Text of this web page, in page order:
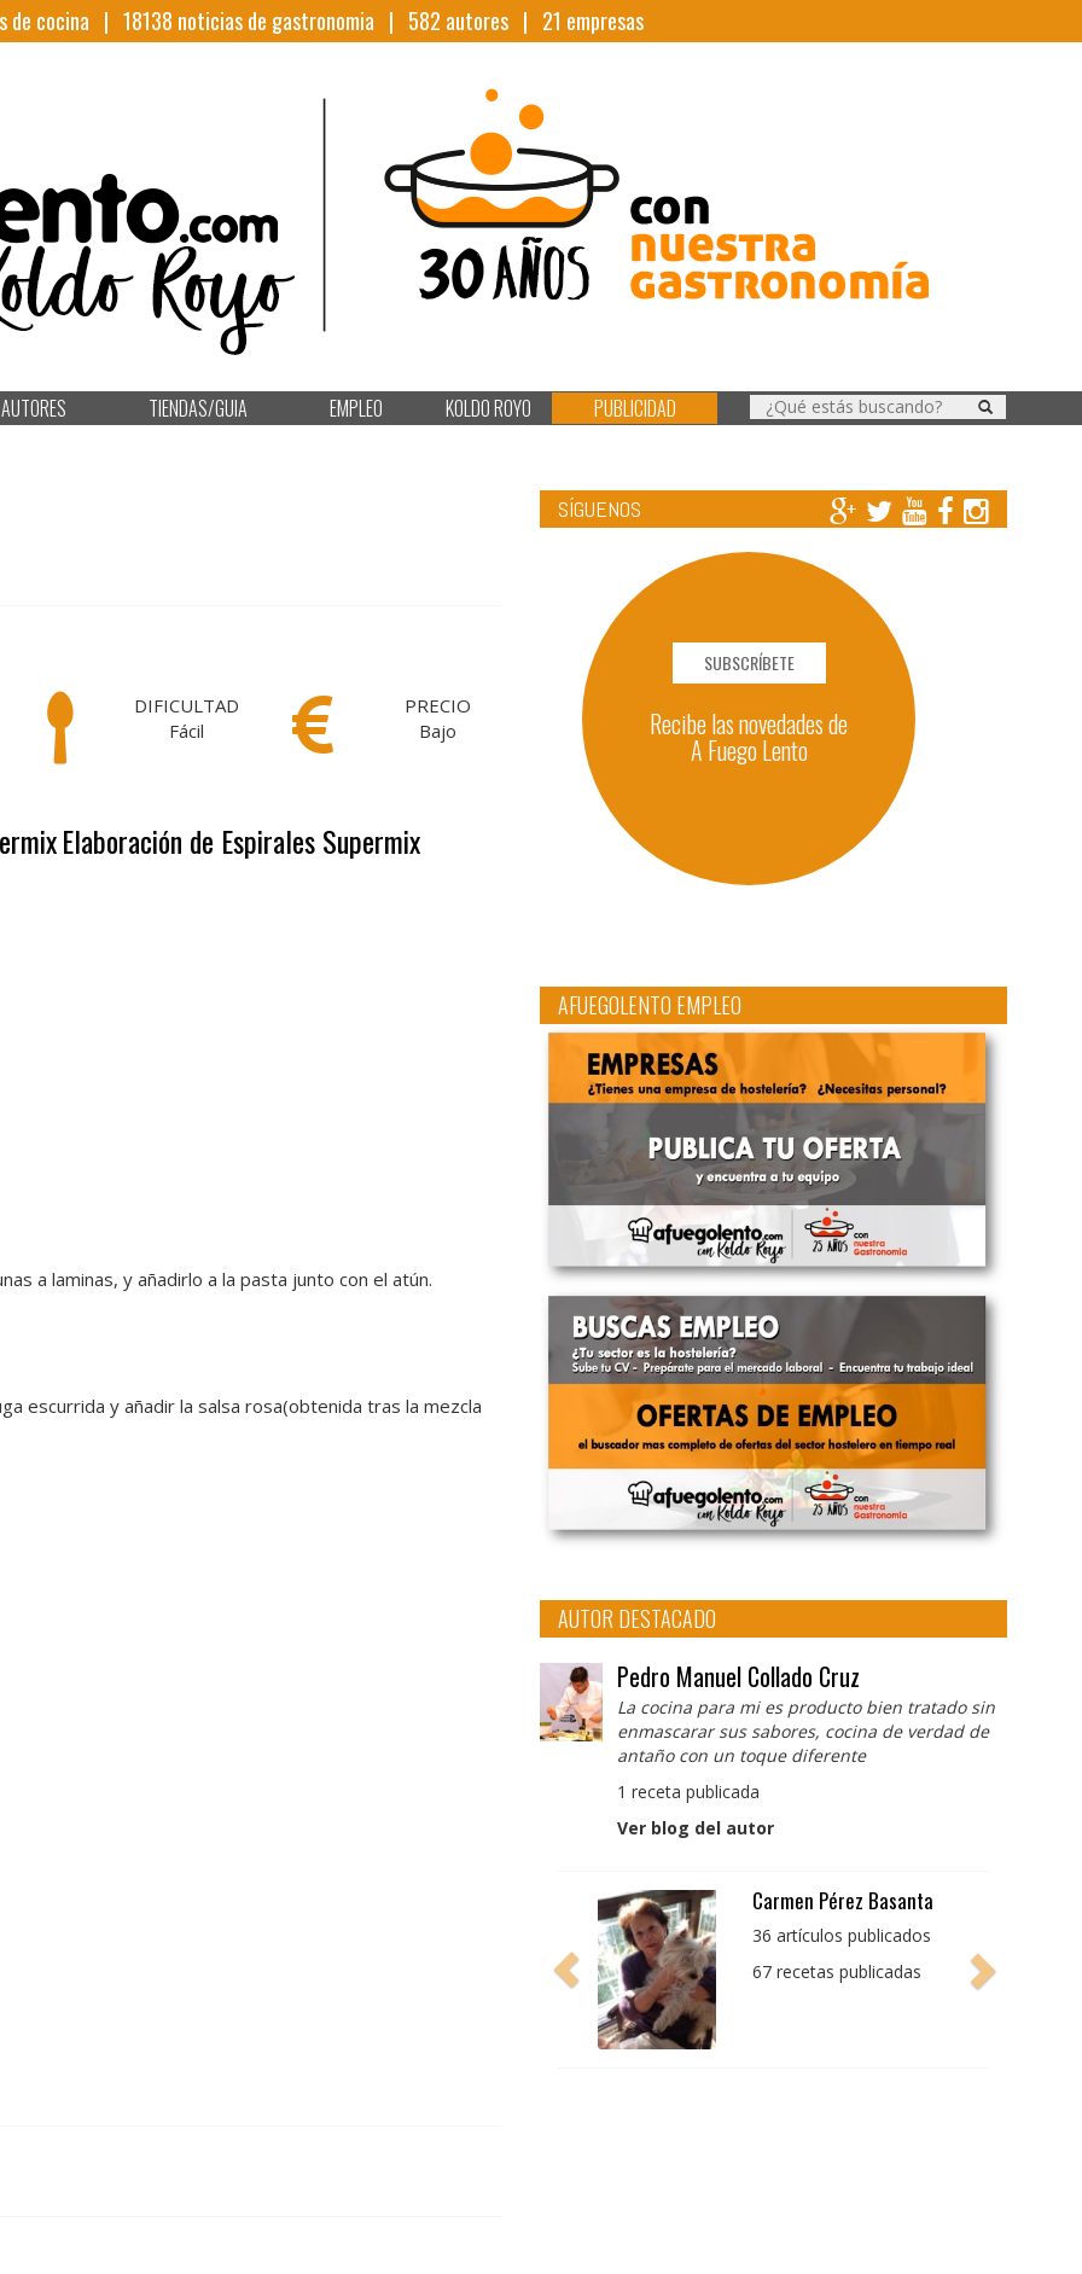
de cocina | 18138 noticias de gastronomia | 582 autores | 21 empresas
AUTORES TIENDAS/GUIA EMPLEO KOLDO ROYO PUBLICIDAD
DIFICULTAD
Fácil
PRECIO
Bajo
Elaboración de Espirales Supermix
a laminas, y añadirlo a la pasta junto con el atún.
escurrida y añadir la salsa rosa(obtenida tras la mezcla
SÍGUENOS
SUBSCRÍBETE
Recibe las novedades de
A Fuego Lento
AFUEGOLENTO EMPLEO
AUTOR DESTACADO
Pedro Manuel Collado Cruz
La cocina para mi es producto bien tratado sin
enmascarar sus sabores, cocina de verdad de
antaño con un toque diferente
1 receta publicada
Ver blog del autor
Pedro Manuel Collado
Cruz
producto bien tratado